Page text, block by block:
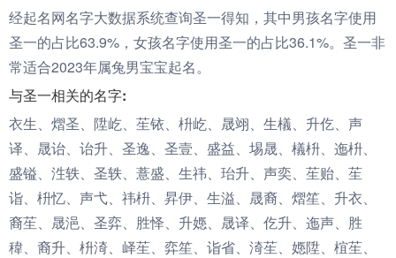
经起名网名字大数据系统查询圣一得知，其中男孩名字使用
圣一的占比63.9%，女孩名字使用圣一的占比36.1%。圣一非
常适合2023年属兔男宝宝起名。
与圣一相关的名字:
衣生、熠圣、陞屹、苼铱、枡屹、晟翊、生檥、升仡、声
译、晟诒、诒升、圣逸、圣壹、盛益、埸晟、檥枡、迤枡、
盛镒、泩轶、圣轶、薏盛、生祎、珆升、声奕、苼贻、苼
诣、枡忆、声弋、祎枡、昇伊、生溢、晟裔、熠笙、升衣、
裔苼、晟浥、圣弈、胜怿、升嫕、晟译、仡升、迤声、胜
稦、裔升、枡渏、峄苼、弈笙、诣省、渏苼、嫕陞、椬苼、